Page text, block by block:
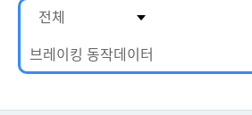
AI 데이터찾기
AI 허브소개